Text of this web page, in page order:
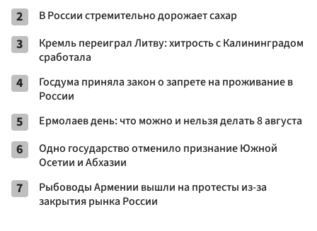
2 В России стремительно дорожает сахар
3
Кремль переиграл Литву: хитрость с Калининградом
сработала
4
Госдума приняла закон о запрете на проживание в
России
5 Ермолаев день: что можно и нельзя делать 8 августа
6
Одно государство отменило признание Южной
Осетии и Абхазии
7
Рыбоводы Армении вышли на протесты из-за
закрытия рынка России